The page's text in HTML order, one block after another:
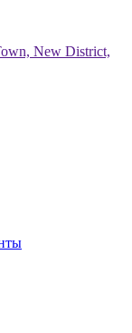
New District,